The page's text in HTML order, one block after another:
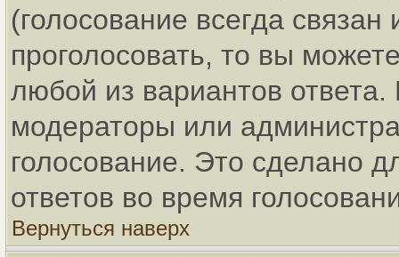
(голосование всегда
проголосовать, то вы
любой из вариантов ответа.
модераторы или
голосование. Это сделано
ответов во время
Вернуться наверх